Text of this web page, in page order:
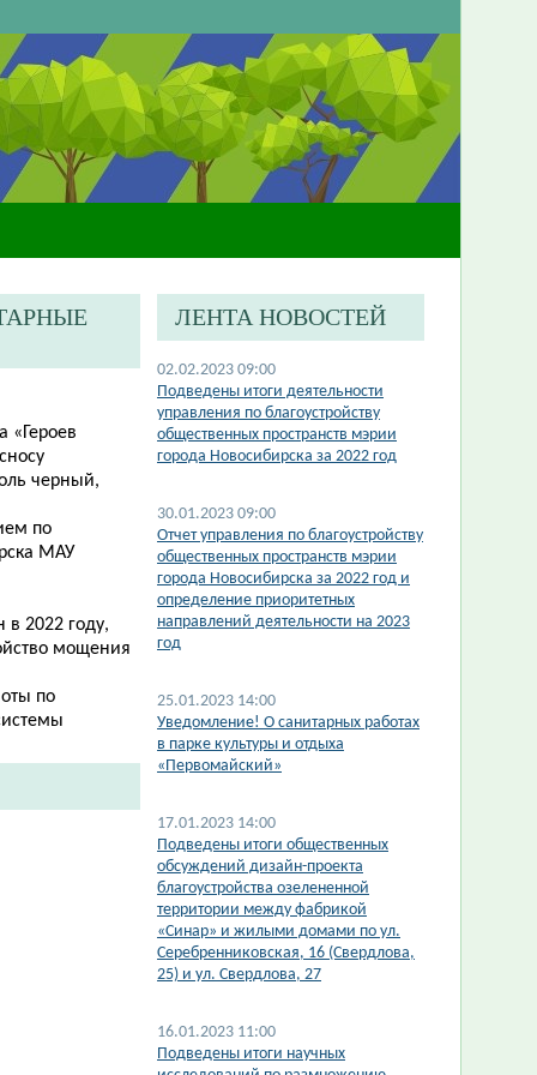
«Героев
черный,
по
МАУ
в 2022 году,
мощения
по
ЛЕНТА НОВОСТЕЙ
02.02.2023 09:00
​Подведены итоги деятельности
управления по благоустройству
общественных пространств мэрии
города Новосибирска за 2022 год
30.01.2023 09:00
Отчет управления по благоустройству
общественных пространств мэрии
города Новосибирска за 2022 год и
определение приоритетных
направлений деятельности на 2023
год
25.01.2023 14:00
​Уведомление! О санитарных работах
в парке культуры и отдыха
«Первомайский»
17.01.2023 14:00
​Подведены итоги общественных
обсуждений дизайн-проекта
благоустройства озелененной
территории между фабрикой
«Синар» и жилыми домами по ул.
Серебренниковская, 16 (Свердлова,
25) и ул. Свердлова, 27
16.01.2023 11:00
Подведены итоги научных